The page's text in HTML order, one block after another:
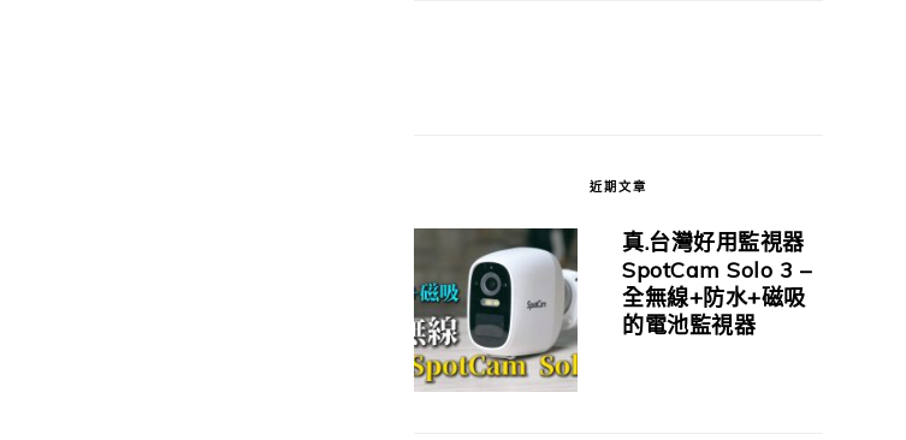
近期文章
真.台灣好用監視器
SpotCam Solo 3 –
全無線+防水+磁吸
的電池監視器